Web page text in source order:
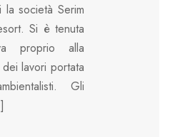
società Serim
Si è tenuta
proprio alla
lavori portata
Gli